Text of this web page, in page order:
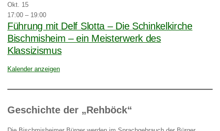
Okt. 15
17:00 – 19:00
Führung mit Delf Slotta – Die Schinkelkirche
Bischmisheim – ein Meisterwerk des
Klassizismus
Kalender anzeigen
Geschichte der „Rehböck“